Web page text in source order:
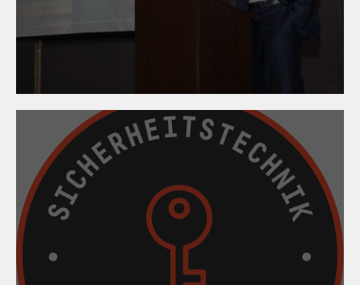
Metallbautag &
Metallbaupreis 2024